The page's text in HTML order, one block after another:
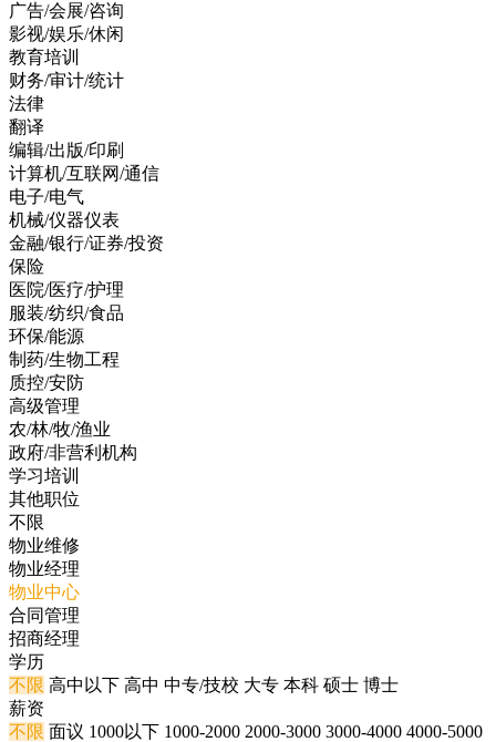
广告/会展/咨询
影视/娱乐/休闲
教育培训
财务/审计/统计
法律
翻译
编辑/出版/印刷
计算机/互联网/通信
电子/电气
机械/仪器仪表
金融/银行/证券/投资
保险
医院/医疗/护理
服装/纺织/食品
环保/能源
制药/生物工程
质控/安防
高级管理
农/林/牧/渔业
政府/非营利机构
学习培训
其他职位
不限
物业维修
物业经理
物业中心
合同管理
招商经理
学历
不限 高中以下 高中 中专/技校 大专 本科 硕士 博士
薪资
不限 面议 1000以下 1000-2000 2000-3000 3000-4000 4000-5000